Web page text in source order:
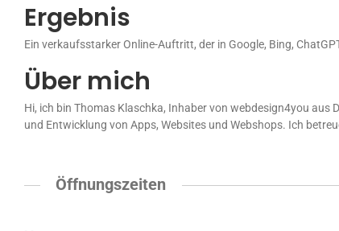
Ergebnis
Ein verkaufsstarker Online-Auftritt, der in Google, Bing,
Über mich
Hi, ich bin Thomas Klaschka, Inhaber von webdesign4you
und Entwicklung von Apps, Websites und Webshops. Ich
Öffnungszeiten